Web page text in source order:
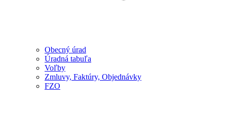
Obecný úrad
Úradná tabuľa
Voľby
Zmluvy, Faktúry, Objednávky
FZO